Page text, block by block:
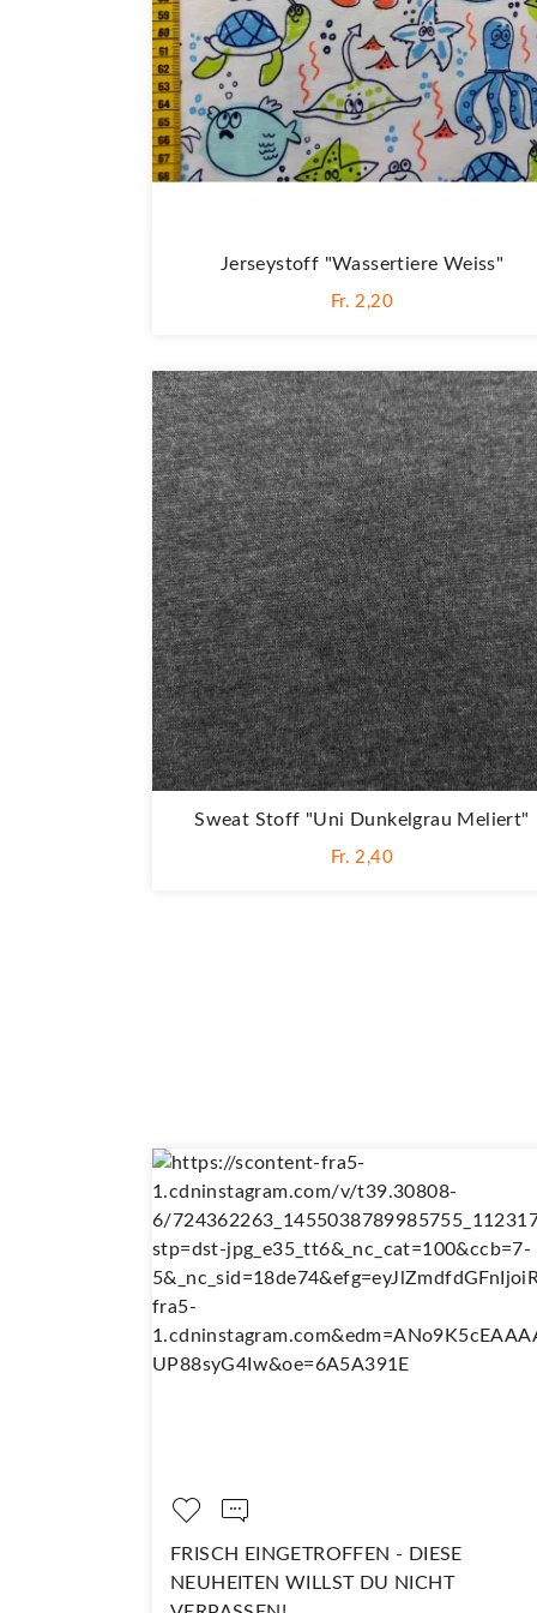
Jerseystoff "Wassertiere Weiss"
Fr. 2,20
Sweat Stoff "Uni Dunkelgrau Meliert"
Fr. 2,40
FRISCH EINGETROFFEN - DIESE
NEUHEITEN WILLST DU NICHT